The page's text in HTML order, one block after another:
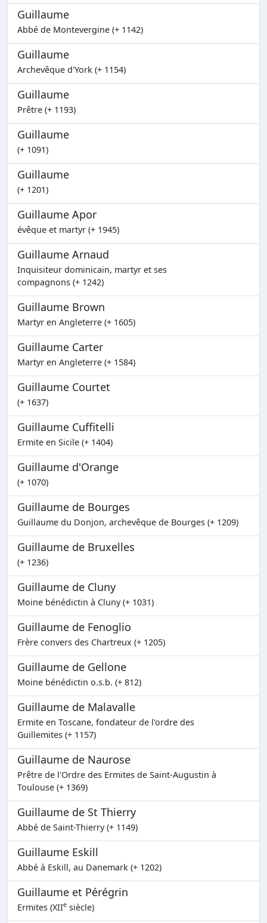
Guillaume
Abbé de Montevergine (+ 1142)
Guillaume
Archevêque d'York (+ 1154)
Guillaume
Prêtre (+ 1193)
Guillaume
(+ 1091)
Guillaume
(+ 1201)
Guillaume Apor
évêque et martyr (+ 1945)
Guillaume Arnaud
Inquisiteur dominicain, martyr et ses
compagnons (+ 1242)
Guillaume Brown
Martyr en Angleterre (+ 1605)
Guillaume Carter
Martyr en Angleterre (+ 1584)
Guillaume Courtet
(+ 1637)
Guillaume Cuffitelli
Ermite en Sicile (+ 1404)
Guillaume d'Orange
(+ 1070)
Guillaume de Bourges
Guillaume du Donjon, archevêque de Bourges (+ 1209)
Guillaume de Bruxelles
(+ 1236)
Guillaume de Cluny
Moine bénédictin à Cluny (+ 1031)
Guillaume de Fenoglio
Frère convers des Chartreux (+ 1205)
Guillaume de Gellone
Moine bénédictin o.s.b. (+ 812)
Guillaume de Malavalle
Ermite en Toscane, fondateur de l'ordre des
Guillemites (+ 1157)
Guillaume de Naurose
Prêtre de l'Ordre des Ermites de Saint-Augustin à
Toulouse (+ 1369)
Guillaume de St Thierry
Abbé de Saint-Thierry (+ 1149)
Guillaume Eskill
Abbé à Eskill, au Danemark (+ 1202)
Guillaume et Pérégrin
Ermites (XIIe siècle)